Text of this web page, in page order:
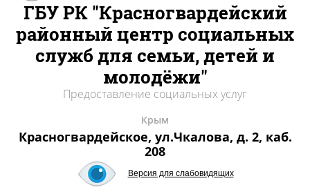
ГБУ РК "Красногвардейский
районный центр социальных
служб для семьи, детей и
молодёжи"
Предоставление социальных услуг
Крым
Красногвардейское, ул.Чкалова, д. 2, каб.
208
Версия для слабовидящих